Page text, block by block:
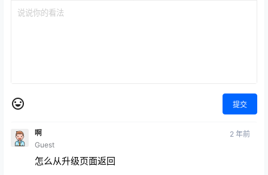
提交
啊
Guest
2 年前
怎么从升级页面返回